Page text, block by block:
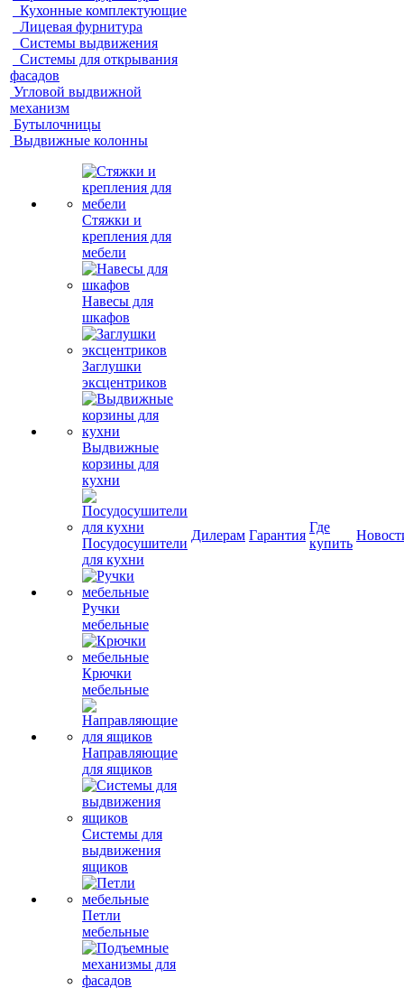
Кухонные комплектующие
Лицевая фурнитура
Системы выдвижения
Системы для открывания
фасадов
Угловой выдвижной
механизм
Бутылочницы
Выдвижные колонны
Стяжки и
крепления для
мебели
Навесы для
шкафов
Заглушки
эксцентриков
Выдвижные
корзины для
кухни
Посудосушители
для кухни
Ручки
мебельные
Крючки
мебельные
Направляющие
для ящиков
Системы для
выдвижения
ящиков
Петли
мебельные
Дилерам Гарантия
Где
купить